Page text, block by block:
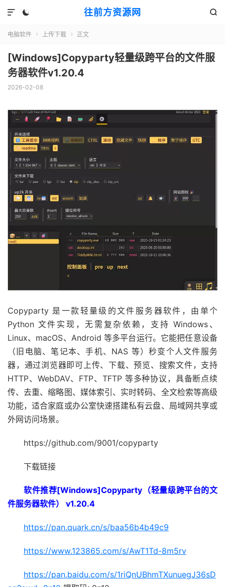
往前方资源网
 

电脑软件  上传下载  正文
[Windows]Copyparty轻量级跨平台的文件服
务器软件v1.20.4
2026-02-08
Copyparty 是一款轻量级的文件服务器软件，由单个
Python 文件实现，无需复杂依赖，支持 Windows、
Linux、macOS、Android 等多平台运行。它能把任意设备
（旧电脑、笔记本、手机、NAS 等）秒变个人文件服务
器，通过浏览器即可上传、下载、预览、搜索文件，支持
HTTP、WebDAV、FTP、TFTP 等多种协议，具备断点续
传、去重、缩略图、媒体索引、实时转码、全文检索等高级
功能，适合家庭或办公室快速搭建私有云盘、局域网共享或
外网访问场景。
https://github.com/9001/copyparty
下载链接
软件推荐[Windows]Copyparty（轻量级跨平台的文
件服务器软件） v1.20.4
https://pan.quark.cn/s/baa56b4b49c9
https://www.123865.com/s/AwT1Td-8m5rv
https://pan.baidu.com/s/1riQnUBhmTXunuegJ36sD